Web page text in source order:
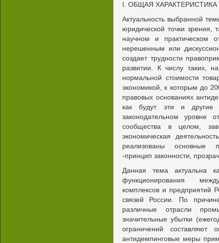
I. ОБЩАЯ
Актуальность выбранной
юридической точки зрения,
научном и практическом
нерешенным или
создает трудности
развитии. К числу таких,
нормальной стоимости
экономикой, к которым до
правовых основаниях
как будут эти и
законодательном уровне
сообщества в целом,
экономическая
реализованы основные
-принцип законности,
Данная тема актуальна
функционирования
комплексов и предприятий
связей России. По
различные отрасли
значительные убытки
ограничений
антидемпинговые меры